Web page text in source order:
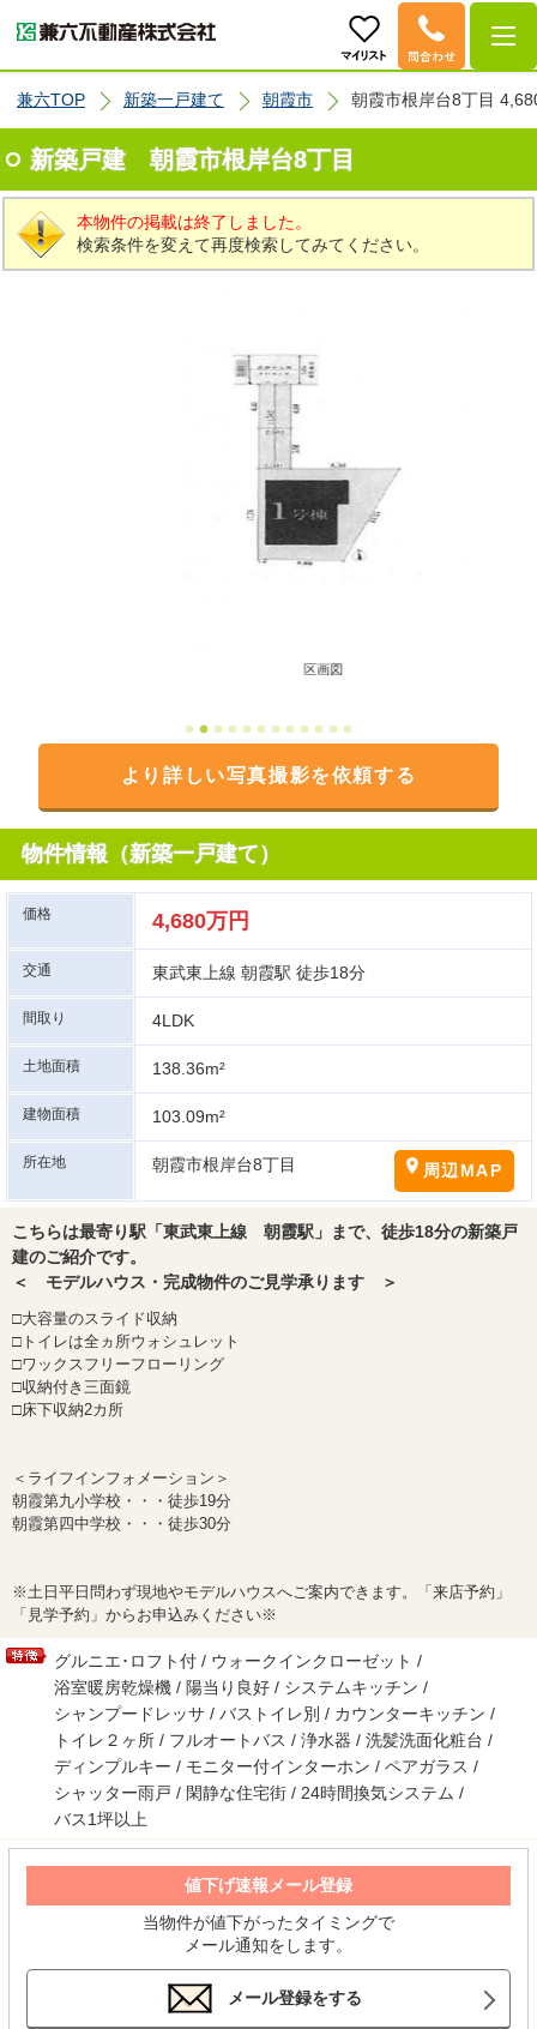
兼六TOP 新築一戸建て 朝霞市 朝霞市根岸台8丁目
新築戸建 朝霞市根岸台8丁目
本物件の掲載は終了しました。
検索条件を変えて再度検索してみてください。
より詳しい写真撮影を依頼する
物件情報（新築一戸建て）
価格 4,680万円
交通 東武東上線 朝霞駅 徒歩18分
間取り 4LDK
土地面積 138.36m²
建物面積 103.09m²
所在地 朝霞市根岸台8丁目 周辺MAP
こちらは最寄り駅「東武東上線 朝霞駅」まで、徒歩18分の新築戸
建のご紹介です。
＜ モデルハウス・完成物件のご見学承ります ＞
□大容量のスライド収納
□トイレは全ヵ所ウォシュレット
□ワックスフリーフローリング
□収納付き三面鏡
□床下収納2カ所
＜ライフインフォメーション＞
朝霞第九小学校・・・徒歩19分
朝霞第四中学校・・・徒歩30分
※土日平日問わず現地やモデルハウスへご案内できます。「来店予約」
「見学予約」からお申込みください※
グルニエ･ロフト付 / ウォークインクローゼット /
浴室暖房乾燥機 / 陽当り良好 / システムキッチン /
シャンプードレッサ / バストイレ別 / カウンターキッチン /
トイレ２ヶ所 / フルオートバス / 浄水器 / 洗髪洗面化粧台 /
ディンプルキー / モニター付インターホン / ペアガラス /
シャッター雨戸 / 閑静な住宅街 / 24時間換気システム /
バス1坪以上
値下げ速報メール登録
当物件が値下がったタイミングで
メール通知をします。
メール登録をする